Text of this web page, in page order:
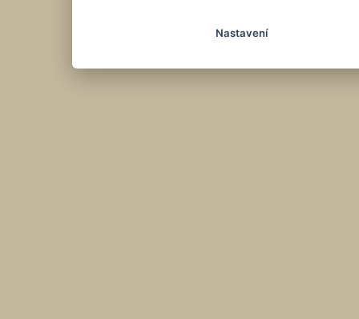
Nastavení